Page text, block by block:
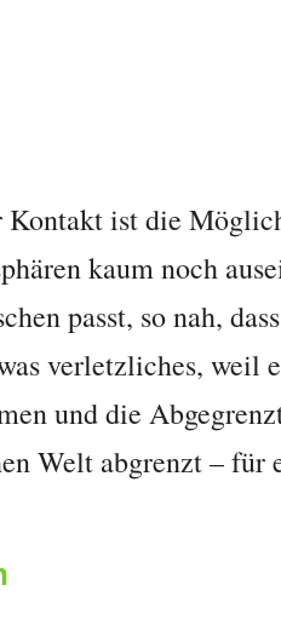
ist die
kaum noch
passt, so nah,
verletzliches, weil
und die
Welt abgrenzt –